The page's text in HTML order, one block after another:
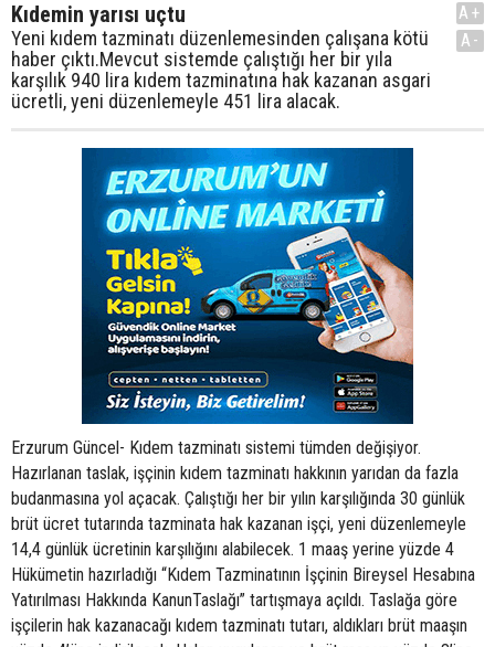
Kıdemin yarısı uçtu
Yeni kıdem tazminatı düzenlemesinden çalışana kötü
haber çıktı.Mevcut sistemde çalıştığı her bir yıla
karşılık 940 lira kıdem tazminatına hak kazanan asgari
ücretli, yeni düzenlemeyle 451 lira alacak.
A+
A-
Erzurum Güncel- Kıdem tazminatı sistemi tümden değişiyor.
Hazırlanan taslak, işçinin kıdem tazminatı hakkının yarıdan da fazla
budanmasına yol açacak. Çalıştığı her bir yılın karşılığında 30 günlük
brüt ücret tutarında tazminata hak kazanan işçi, yeni düzenlemeyle
14,4 günlük ücretinin karşılığını alabilecek. 1 maaş yerine yüzde 4
Hükümetin hazırladığı “Kıdem Tazminatının İşçinin Bireysel Hesabına
Yatırılması Hakkında KanunTaslağı” tartışmaya açıldı. Taslağa göre
işçilerin hak kazanacağı kıdem tazminatı tutarı, aldıkları brüt maaşın